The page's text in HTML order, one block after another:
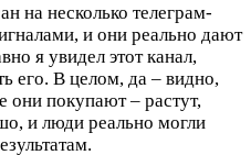
на несколько телеграм-
и они реально дают
я увидел этот канал,
его. В целом, да – видно,
они покупают – растут,
и люди реально могли